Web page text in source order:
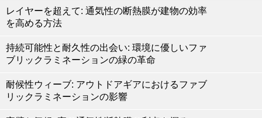
レイヤーを超えて: 通気性の断熱膜が建物の効率
を高める方法
持続可能性と耐久性の出会い: 環境に優しいファ
ブリックラミネーションの緑の革命
耐候性ウィーブ: アウトドアギアにおけるファブ
リックラミネーションの影響